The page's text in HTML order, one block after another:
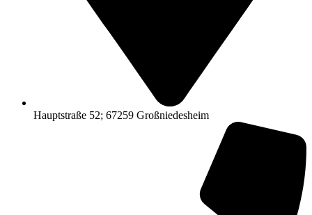
Hauptstraße 52; 67259 Großniedesheim